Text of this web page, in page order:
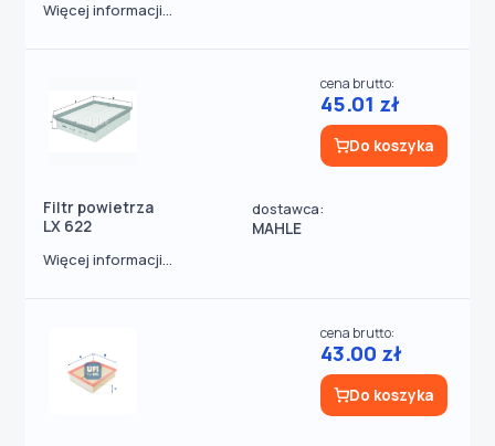
Więcej informacji...
Filtr powietrza
LX 622
dostawca:
MAHLE
cena brutto:
45.01 zł
Do koszyka
Więcej informacji...
cena brutto:
43.00 zł
Do koszyka